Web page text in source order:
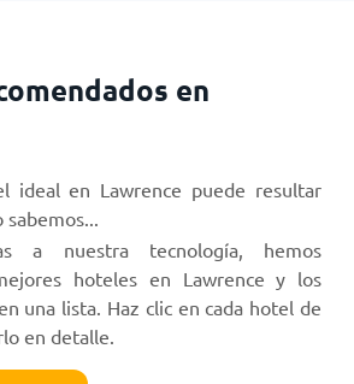
en
ideal en Lawrence puede resultar
a nuestra tecnología, hemos
hoteles en Lawrence y los
una lista. Haz clic en cada hotel de
en detalle.